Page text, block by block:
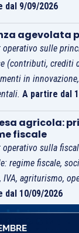
dal 9/09/2026
agevolata
operativo sulle
(contributi, crediti
in
A partire dal
agricola:
fiscale
operativo sulla
regime fiscale,
IVA, agriturismo,
dal 10/09/2026